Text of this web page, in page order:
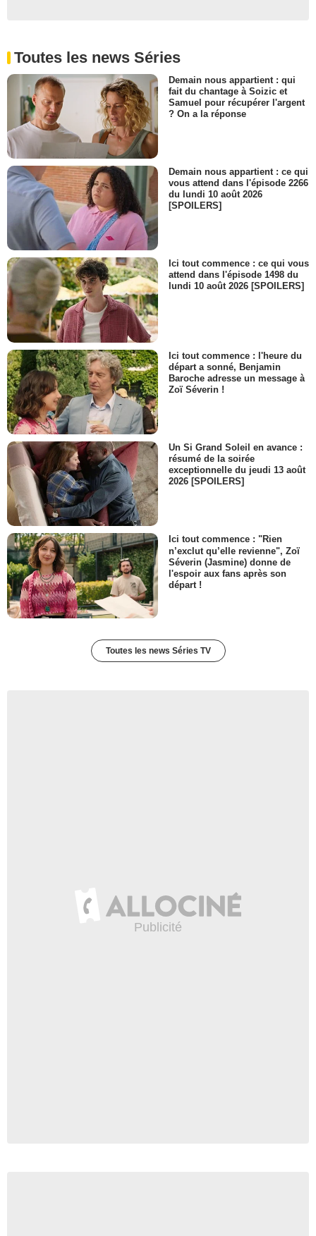
Toutes les news Séries
Demain nous appartient : qui
fait du chantage à Soizic et
Samuel pour récupérer l'argent
? On a la réponse
Demain nous appartient : ce qui
vous attend dans l'épisode 2266
du lundi 10 août 2026
[SPOILERS]
Ici tout commence : ce qui vous
attend dans l'épisode 1498 du
lundi 10 août 2026 [SPOILERS]
Ici tout commence : l'heure du
départ a sonné, Benjamin
Baroche adresse un message à
Zoï Séverin !
Un Si Grand Soleil en avance :
résumé de la soirée
exceptionnelle du jeudi 13 août
2026 [SPOILERS]
Ici tout commence : "Rien
n’exclut qu’elle revienne", Zoï
Séverin (Jasmine) donne de
l'espoir aux fans après son
départ !
Toutes les news Séries TV